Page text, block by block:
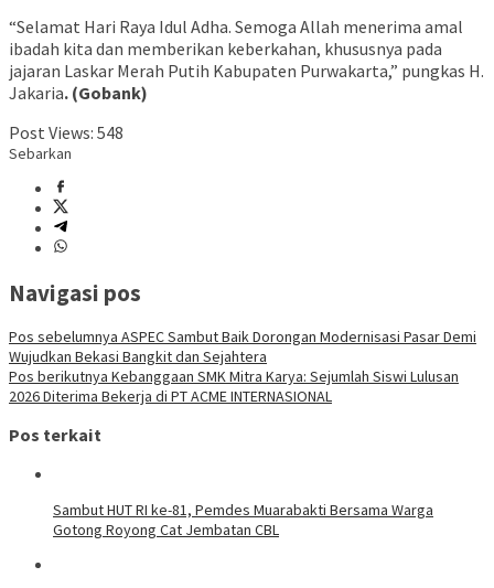
“Selamat Hari Raya Idul Adha. Semoga Allah menerima amal
ibadah kita dan memberikan keberkahan, khususnya pada
jajaran Laskar Merah Putih Kabupaten Purwakarta,” pungkas H.
Jakaria. (Gobank)
Post Views: 548
Sebarkan
Navigasi pos
Pos sebelumnya ASPEC Sambut Baik Dorongan Modernisasi Pasar Demi
Wujudkan Bekasi Bangkit dan Sejahtera
Pos berikutnya Kebanggaan SMK Mitra Karya: Sejumlah Siswi Lulusan
2026 Diterima Bekerja di PT ACME INTERNASIONAL
Pos terkait
Sambut HUT RI ke-81, Pemdes Muarabakti Bersama Warga
Gotong Royong Cat Jembatan CBL